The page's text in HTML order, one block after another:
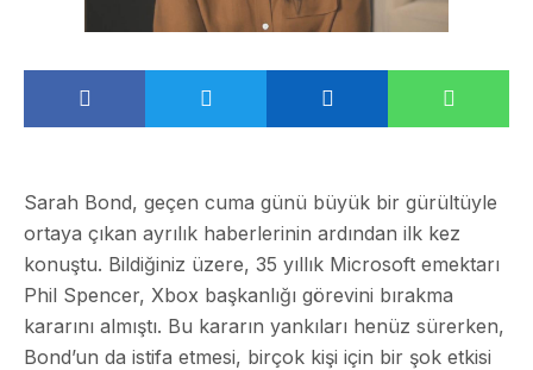
Sarah Bond, geçen cuma günü büyük bir gürültüyle
ortaya çıkan ayrılık haberlerinin ardından ilk kez
konuştu. Bildiğiniz üzere, 35 yıllık Microsoft emektarı
Phil Spencer, Xbox başkanlığı görevini bırakma
kararını almıştı. Bu kararın yankıları henüz sürerken,
Bond’un da istifa etmesi, birçok kişi için bir şok etkisi